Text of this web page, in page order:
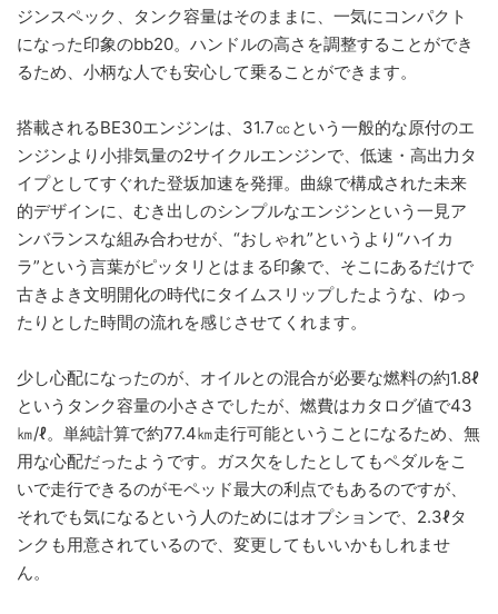
ジンスペック、タンク容量はそのままに、一気にコンパクト
になった印象のbb20。ハンドルの高さを調整することができ
るため、小柄な人でも安心して乗ることができます。
搭載されるBE30エンジンは、31.7㏄という一般的な原付のエ
ンジンより小排気量の2サイクルエンジンで、低速・高出力タ
イプとしてすぐれた登坂加速を発揮。曲線で構成された未来
的デザインに、むき出しのシンプルなエンジンという一見ア
ンバランスな組み合わせが、“おしゃれ”というより“ハイカ
ラ”という言葉がピッタリとはまる印象で、そこにあるだけで
古きよき文明開化の時代にタイムスリップしたような、ゆっ
たりとした時間の流れを感じさせてくれます。
少し心配になったのが、オイルとの混合が必要な燃料の約1.8ℓ
というタンク容量の小ささでしたが、燃費はカタログ値で43
㎞/ℓ。単純計算で約77.4㎞走行可能ということになるため、無
用な心配だったようです。ガス欠をしたとしてもペダルをこ
いで走行できるのがモペッド最大の利点でもあるのですが、
それでも気になるという人のためにはオプションで、2.3ℓタ
ンクも用意されているので、変更してもいいかもしれませ
ん。